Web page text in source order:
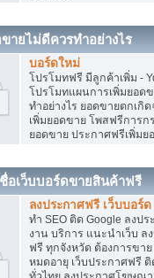
ายไม่ดีควรทำอย่างไร
บอร์ดใหม่
โปรโมทฟรี มีลูกค้าเพิ่ม -
โปรโมทแผนการเพิ่มยอด
ทำอย่างไร ยอดขายตกเกิ
เพิ่มยอดขาย โพสฟรีการ
ยอดขาย ประกาศฟรีเพิ่มย
อเว็บบอร์ดขายสินค้าฟรี
ลงประกาศฟรี เว็บบอร์ด
ทำ SEO ติด Google ลง
งาน บริการ แนะนำเว็บ ล
ฟรี ทุกจังหวัด ต้องการขา
หมดอายุ เว็บประกาศฟรี